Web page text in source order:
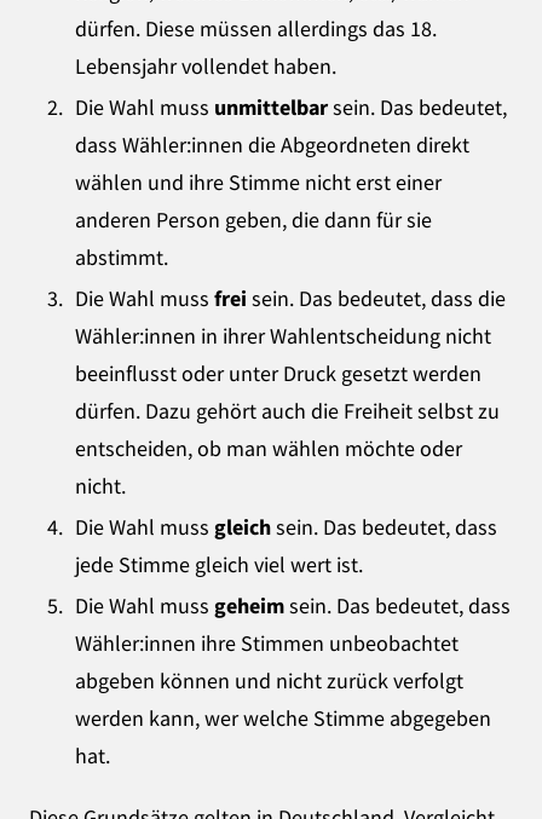
dürfen. Diese müssen allerdings das 18.
Lebensjahr vollendet haben.
Die Wahl muss unmittelbarsein. Das bedeutet,
dass Wähler:innen die Abgeordneten direkt
wählen und ihre Stimme nicht erst einer
anderen Person geben, die dann für sie
abstimmt.
Die Wahl mussfrei sein. Das bedeutet, dass die
Wähler:innen in ihrer Wahlentscheidung nicht
beeinflusst oder unter Druck gesetzt werden
dürfen. Dazu gehört auch die Freiheit selbst zu
entscheiden, ob man wählen möchte oder
nicht.
Die Wahl muss gleichsein. Das bedeutet, dass
jede Stimme gleich viel wert ist.
Die Wahl muss geheimsein. Das bedeutet, dass
Wähler:innen ihre Stimmen unbeobachtet
abgeben können und nicht zurück verfolgt
werden kann, wer welche Stimme abgegeben
hat.